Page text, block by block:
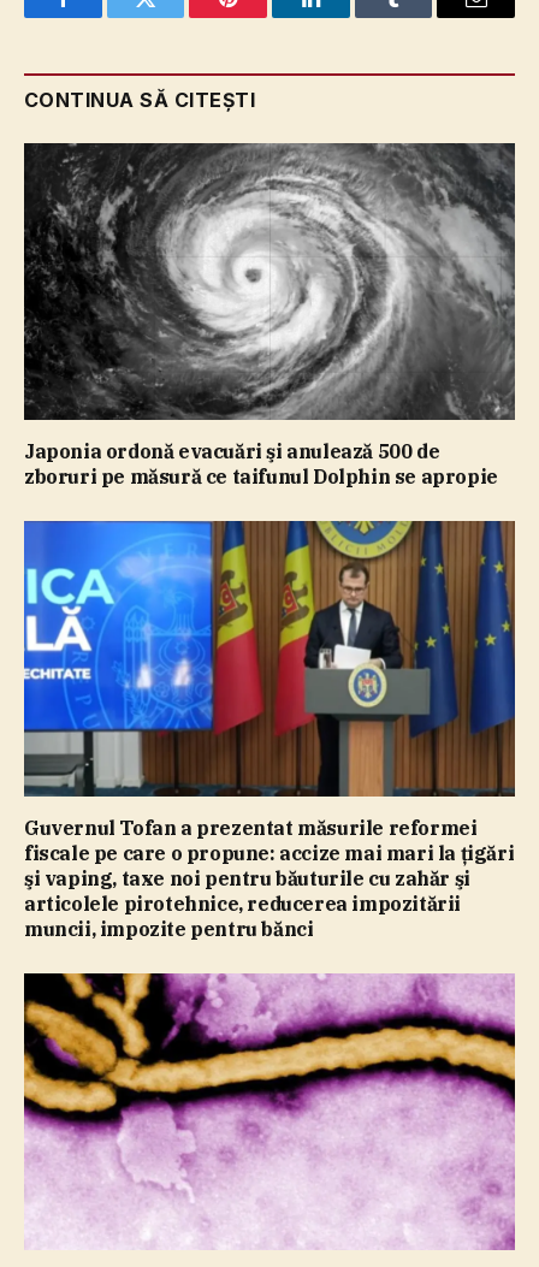
FacebookTwitter Pinterest LinkedInTumblr Email
CONTINUA SĂ CITEȘTI
Japonia ordonă evacuări şi anulează 500 de
zboruri pe măsură ce taifunul Dolphin se apropie
Guvernul Tofan a prezentat măsurile reformei
fiscale pe care o propune: accize mai mari la ţigări
şi vaping, taxe noi pentru băuturile cu zahăr şi
articolele pirotehnice, reducerea impozitării
muncii, impozite pentru bănci